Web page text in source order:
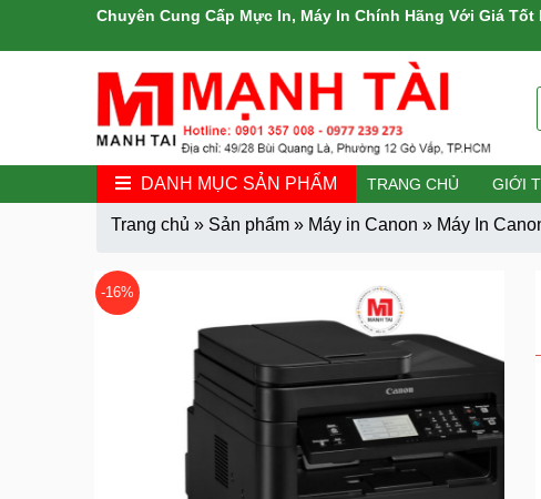
Chuyên Cung Cấp Mực In, Máy In Chính Hãng Với Giá Tốt
DANH MỤC SẢN PHẨM TRANG CHỦ GIỚI
Trang chủ » Sản phẩm» Máy in Canon » Máy In
-16%